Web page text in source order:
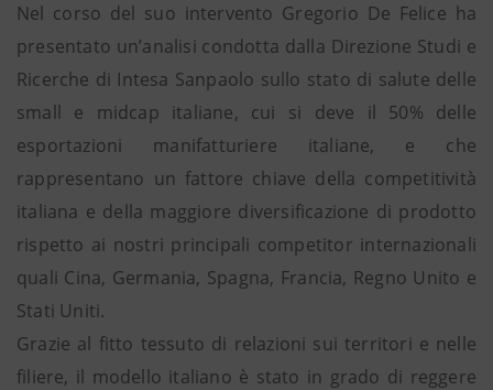
Nel corso del suo intervento Gregorio De Felice ha
presentato un’analisi condotta dalla Direzione Studi e
Ricerche di Intesa Sanpaolo sullo stato di salute delle
small e midcap italiane, cui si deve il 50% delle
esportazioni manifatturiere italiane, e che
rappresentano un fattore chiave della competitività
italiana e della maggiore diversificazione di prodotto
rispetto ai nostri principali competitor internazionali
quali Cina, Germania, Spagna, Francia, Regno Unito e
Stati Uniti.
Grazie al fitto tessuto di relazioni sui territori e nelle
filiere, il modello italiano è stato in grado di reggere